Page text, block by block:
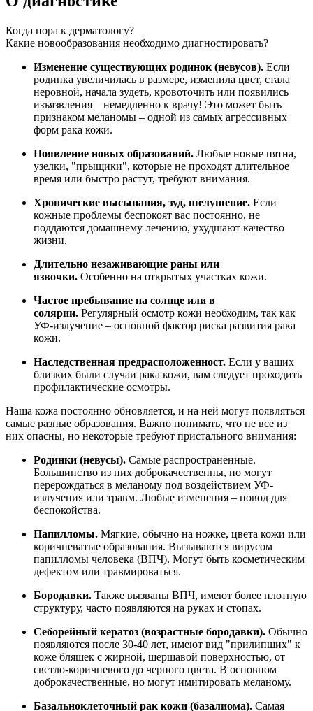
Когда пора к дерматологу?
Какие новообразования необходимо диагностировать?
Изменение существующих родинок (невусов). Если
родинка увеличилась в размере, изменила цвет, стала
неровной, начала зудеть, кровоточить или появились
изъязвления – немедленно к врачу! Это может быть
признаком меланомы – одной из самых агрессивных
форм рака кожи.
Появление новых образований. Любые новые пятна,
узелки, "прыщики", которые не проходят длительное
время или быстро растут, требуют внимания.
Хронические высыпания, зуд, шелушение. Если
кожные проблемы беспокоят вас постоянно, не
поддаются домашнему лечению, ухудшают качество
жизни.
Длительно незаживающие раны или
язвочки. Особенно на открытых участках кожи.
Частое пребывание на солнце или в
солярии. Регулярный осмотр кожи необходим, так как
УФ-излучение – основной фактор риска развития рака
кожи.
Наследственная предрасположенност. Если у ваших
близких были случаи рака кожи, вам следует проходить
профилактические осмотры.
Наша кожа постоянно обновляется, и на ней могут появляться
самые разные образования. Важно понимать, что не все из
них опасны, но некоторые требуют пристального внимания:
Родинки (невусы). Самые распространенные.
Большинство из них доброкачественны, но могут
перерождаться в меланому под воздействием УФ-
излучения или травм. Любые изменения – повод для
беспокойства.
Папилломы. Мягкие, обычно на ножке, цвета кожи или
коричневатые образования. Вызываются вирусом
папилломы человека (ВПЧ). Могут быть косметическим
дефектом или травмироваться.
Бородавки. Также вызваны ВПЧ, имеют более плотную
структуру, часто появляются на руках и стопах.
Себорейный кератоз (возрастные бородавки). Обычно
появляются после 30-40 лет, имеют вид "прилипших" к
коже бляшек с жирной, шершавой поверхностью, от
светло-коричневого до черного цвета. В основном
доброкачественные, но могут имитировать меланому.
Базальноклеточный рак кожи (базалиома). Самая